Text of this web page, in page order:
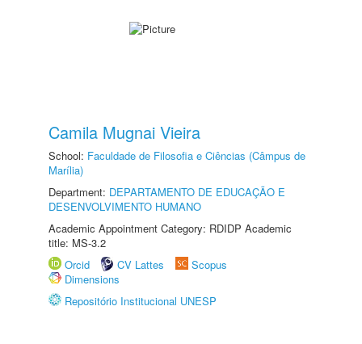
Camila Mugnai Vieira
School: Faculdade de Filosofia e Ciências (Câmpus de
Marília)
Department: DEPARTAMENTO DE EDUCAÇÃO E
DESENVOLVIMENTO HUMANO
Academic Appointment Category: RDIDP Academic
title: MS-3.2
Orcid
CV Lattes
Scopus
Dimensions
Repositório Institucional UNESP